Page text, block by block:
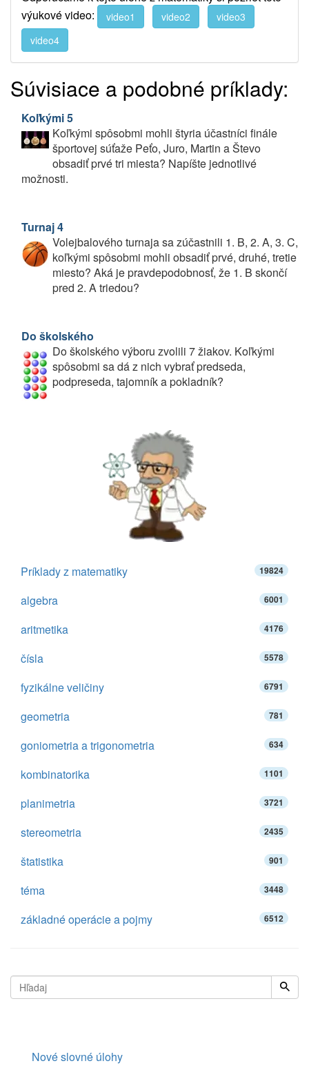
výukové video:
video1 video2
video3
video4
Súvisiace a podobné príklady:
Koľkými 5
Koľkými spôsobmi mohli štyria účastníci finále
športovej súťaže Peťo, Juro, Martin a Števo
obsadiť prvé tri miesta? Napíšte jednotlivé
možnosti.
Turnaj 4
Volejbalového turnaja sa zúčastnili 1. B, 2. A, 3. C,
koľkými spôsobmi mohli obsadiť prvé, druhé, tretie
miesto? Aká je pravdepodobnosť, že 1. B skončí
pred 2. A triedou?
Do školského
Do školského výboru zvolili 7 žiakov. Koľkými
spôsobmi sa dá z nich vybrať predseda,
podpreseda, tajomník a pokladník?
Príklady z matematiky 19824
algebra 6001
aritmetika 4176
čísla 5578
fyzikálne veličiny 6791
geometria 781
goniometria a trigonometria 634
kombinatorika 1101
planimetria 3721
stereometria 2435
štatistika 901
téma 3448
základné operácie a pojmy 6512
Nové slovné úlohy